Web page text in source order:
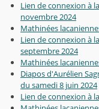
Lien de connexion à
novembre 2024
Mathinées
Lien de connexion à
septembre 2024
Mathinées
Diapos d'Aurélien
du samedi 8 juin 2024
Lien de connexion à